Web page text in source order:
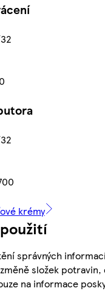
krémy
správných
složek
na informace